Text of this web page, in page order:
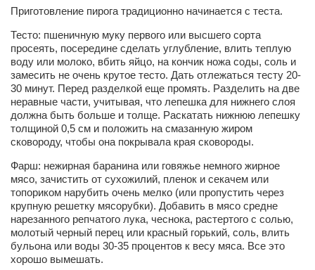
Сергей Шепилов
Актёры
Валентин Бурый
Артём Мяус
Александра Сокол
Барды
Владимир Айзенберг
Игорь Добровольский
Ольга Козаченко
Оксана Скоробагатская
Александра Скорук
Евгений Полюхович
Приготовление пирога традиционно начинается с теста.
Тесто: пшеничную муку первого или высшего сорта
просеять, посередине сделать углубление, влить теплую
воду или молоко, вбить яйцо, на кончик ножа соды, соль и
замесить не очень крутое тесто. Дать отлежаться тесту 20-
30 минут. Перед разделкой еще промять. Разделить на две
неравные части, учитывая, что лепешка для нижнего слоя
должна быть больше и толще. Раскатать нижнюю лепешку
толщиной 0,5 см и положить на смазанную жиром
сковороду, чтобы она покрывала края сковороды.
Фарш: нежирная баранина или говяжье немного жирное
мясо, зачистить от сухожилий, пленок и секачем или
топориком нарубить очень мелко (или пропустить через
крупную решетку мясорубки). Добавить в мясо средне
нарезанного репчатого лука, чеснока, растертого с солью,
молотый черный перец или красный горький, соль, влить
бульона или воды 30-35 процентов к весу мяса. Все это
хорошо вымешать.